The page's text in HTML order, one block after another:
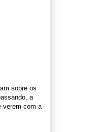
sobre os
a
verem com a